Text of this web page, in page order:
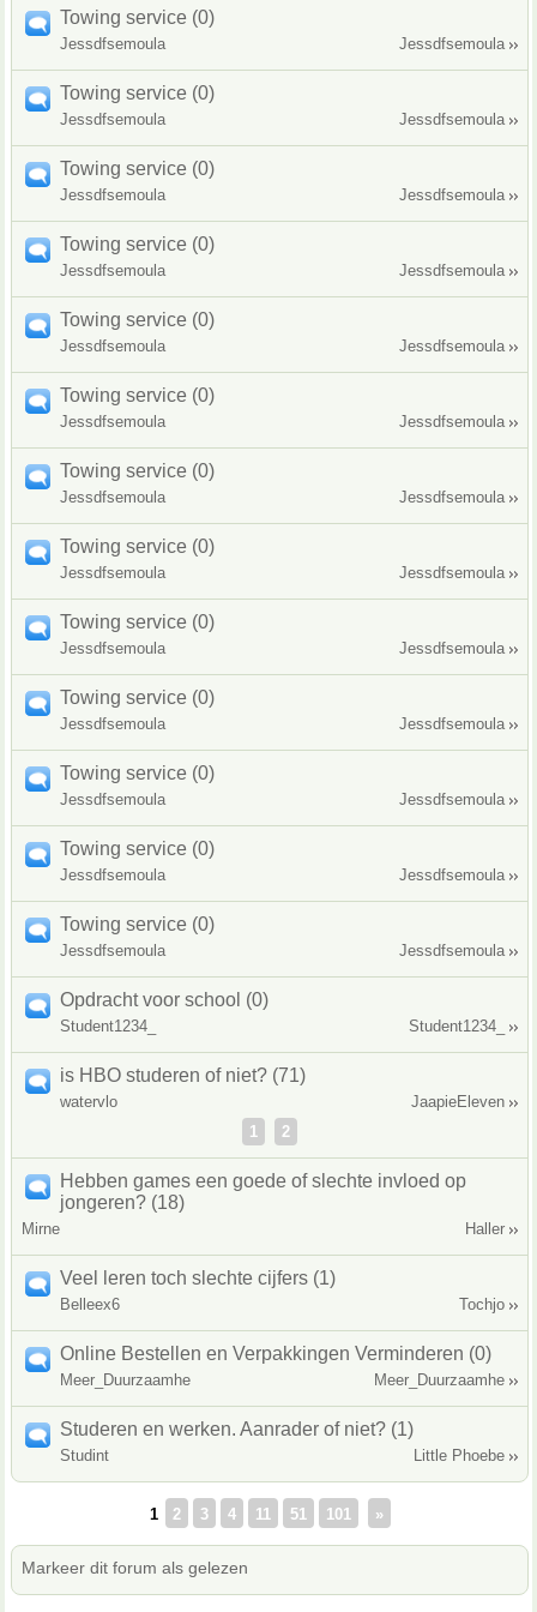
Towing service (0)
Jessdfsemoula Jessdfsemoula
Towing service (0)
Jessdfsemoula Jessdfsemoula
Towing service (0)
Jessdfsemoula Jessdfsemoula
Towing service (0)
Jessdfsemoula Jessdfsemoula
Towing service (0)
Jessdfsemoula Jessdfsemoula
Towing service (0)
Jessdfsemoula Jessdfsemoula
Towing service (0)
Jessdfsemoula Jessdfsemoula
Towing service (0)
Jessdfsemoula Jessdfsemoula
Towing service (0)
Jessdfsemoula Jessdfsemoula
Towing service (0)
Jessdfsemoula Jessdfsemoula
Towing service (0)
Jessdfsemoula Jessdfsemoula
Towing service (0)
Jessdfsemoula Jessdfsemoula
Towing service (0)
Jessdfsemoula Jessdfsemoula
Opdracht voor school (0)
Student1234_ Student1234_
is HBO studeren of niet? (71)
watervlo
JaapieEleven
1
2
Hebben games een goede of slechte invloed op
jongeren? (18)
Mirne Haller
Veel leren toch slechte cijfers (1)
Belleex6 Tochjo
Online Bestellen en Verpakkingen Verminderen (0)
Meer_Duurzaamhe Meer_Duurzaamhe
Studeren en werken. Aanrader of niet? (1)
Studint Little Phoebe
1 2 3 4 11 51 101 »
Markeer dit forum als gelezen